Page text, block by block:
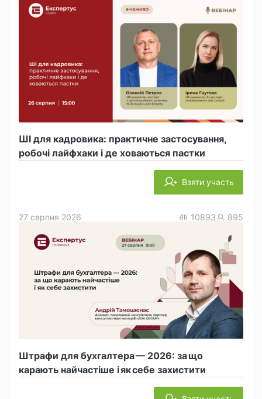
ШІ для кадровика: практичне застосування,
робочі лайфхаки і де ховаються пастки
Взяти участь
Штрафи для бухгалтера — 2026: за що
карають найчастіше і як себе захистити
27 серпня 2026 10893 895